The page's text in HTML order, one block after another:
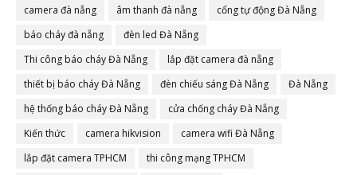
camera đà nẵng
âm thanh đà nẵng
cổng tự động Đà Nẵng
báo cháy đà nẵng
đèn led Đà Nẵng
Thi công báo cháy Đà Nẵng
lắp đặt camera đà nẵng
thiết bị báo cháy Đà Nẵng
đèn chiếu sáng Đà Nẵng
Đà Nẵng
hệ thống báo cháy Đà Nẵng
cửa chống cháy Đà Nẵng
Kiến thức
camera hikvision
camera wifi Đà Nẵng
lắp đặt camera TPHCM
thi công mạng TPHCM